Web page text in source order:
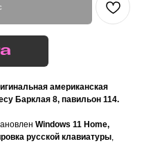
американская
Барклая 8, павильон 114.
Windows 11 Home,
русской клавиатуры,